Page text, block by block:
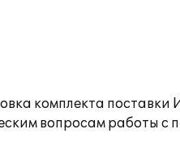
комплекта поставки
вопросам работы